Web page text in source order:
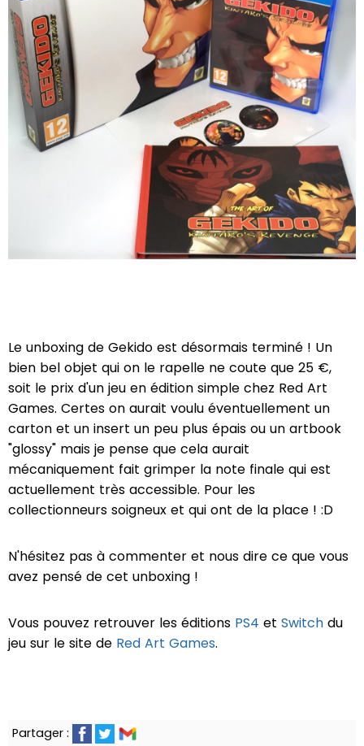
Le unboxing de Gekido est désormais terminé ! Un
bien bel objet qui on le rapelle ne coute que 25 €,
soit le prix d'un jeu en édition simple chez Red Art
Games. Certes on aurait voulu éventuellement un
carton et un insert un peu plus épais ou un artbook
"glossy" mais je pense que cela aurait
mécaniquement fait grimper la note finale qui est
actuellement très accessible. Pour les
collectionneurs soigneux et qui ont de la place ! :D
N'hésitez pas à commenter et nous dire ce que vous
avez pensé de cet unboxing !
Vous pouvez retrouver les éditions PS4 et Switch du
jeu sur le site de Red Art Games.
Partager :